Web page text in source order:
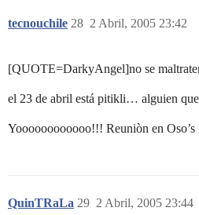
tecnouchile 2 Abril, 2005 23:42
28
[QUOTE=DarkyAngel]no se
el 23 de abril está pitikli… alguien
Yoooooooooooo!!! Reuniòn en Oso’s
QuinTRaLa 2 Abril, 2005 23:44
29